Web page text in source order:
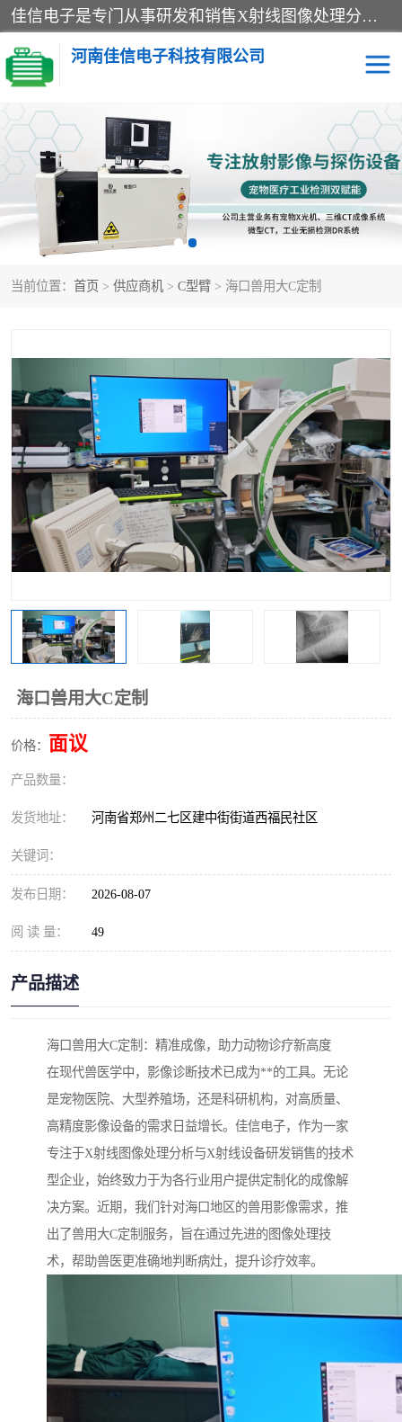
佳信电子是专门从事研发和销售X射线图像处理分析和X射线设备的高端技术公司，先进的图像处理技术帮助用户更加准确的判断图像，为科研和检测提供可靠保证，现有产品包括电力GIS探伤X射线检测系统，电力耐张线夹探伤X射线检测系统，便携式X射线，兽用图像的增强软件工具包，工业和兽用便携式DR，实验室CT，桌面CT等。
河南佳信电子科技有限公司
当前位置： 首页 > 供应商机 > C型臂 > 海口兽用大C定制
海口兽用大C定制
价格： 面议
产品数量：
发货地址： 河南省郑州二七区建中街街道西福民社区
关键词：
发布日期： 2026-08-07
阅 读 量： 49
产品描述
海口兽用大C定制：精准成像，助力动物诊疗新高度
在现代兽医学中，影像诊断技术已成为**的工具。无论
是宠物医院、大型养殖场，还是科研机构，对高质量、
高精度影像设备的需求日益增长。佳信电子，作为一家
专注于X射线图像处理分析与X射线设备研发销售的技术
型企业，始终致力于为各行业用户提供定制化的成像解
决方案。近期，我们针对海口地区的兽用影像需求，推
出了兽用大C定制服务，旨在通过先进的图像处理技
术，帮助兽医更准确地判断病灶，提升诊疗效率。
宠物X光机DR 电力探伤仪GIS探伤仪
电力探伤仪耐张线夹探伤
仪
微焦点射线源
工业CT
C型臂 口腔牙科X光机DR